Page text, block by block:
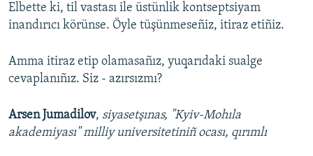
Elbette ki, til vastası ile üstünlik kontseptsiyam
inandırıcı körünse. Öyle tüşünmeseñiz, itiraz etiñiz.
Amma itiraz etip olamasañız, yuqarıdaki sualge
cevaplanıñız. Siz - azırsızmı?
Arsen Jumadilov, siyasetşınas, "Kyiv-Mohıla
akademiyası" milliy universitetiniñ ocası, qırımlı